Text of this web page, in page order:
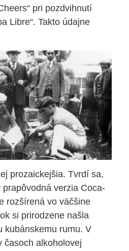
pri pozdvihnutí
Libre“. Takto údajne
prozaickejšia. Tvrdí sa,
verzia Coca-
rozšírená vo väčšine
si prirodzene našla
kubánskemu rumu. V
časoch alkoholovej